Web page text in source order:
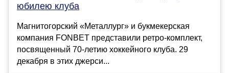
юбилею клуба
Магнитогорский «Металлург» и букмекерская
компания FONBET представили ретро-комплект,
посвященный 70-летию хоккейного клуба. 29
декабря в этих джерси...